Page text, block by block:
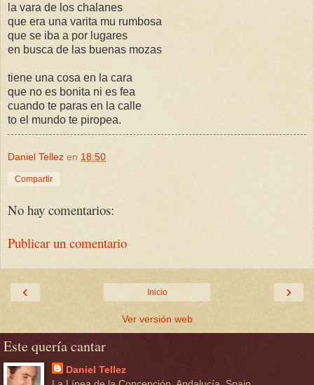
la vara de los chalanes
que era una varita mu rumbosa
que se iba a por lugares
en busca de las buenas mozas
tiene una cosa en la cara
que no es bonita ni es fea
cuando te paras en la calle
to el mundo te piropea.
Daniel Tellez en 18:50
Compartir
No hay comentarios:
Publicar un comentario
‹ ›
Inicio
Ver versión web
Este quería cantar
Daniel Tellez